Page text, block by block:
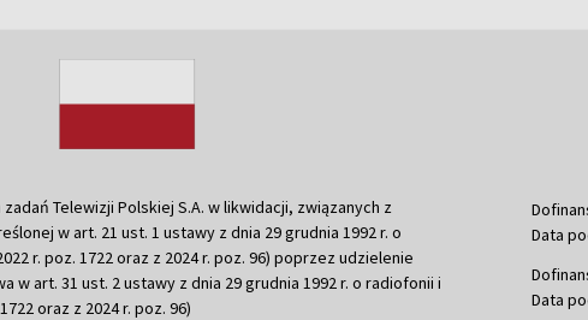
Telewizji Polskiej S.A. w likwidacji, związanych z
w art. 21 ust. 1 ustawy z dnia 29 grudnia 1992 r. o
r. poz. 1722 oraz z 2024 r. poz. 96) poprzez udzielenie
w art. 31 ust. 2 ustawy z dnia 29 grudnia 1992 r. o radiofonii i
oraz z 2024 r. poz. 96)
Data
Data